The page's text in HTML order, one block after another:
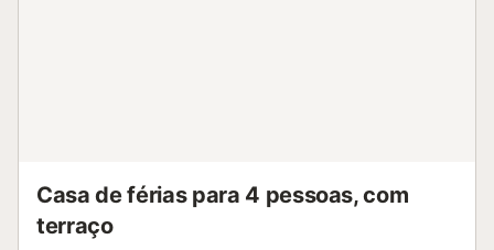
Casa de férias para 4 pessoas, com
terraço